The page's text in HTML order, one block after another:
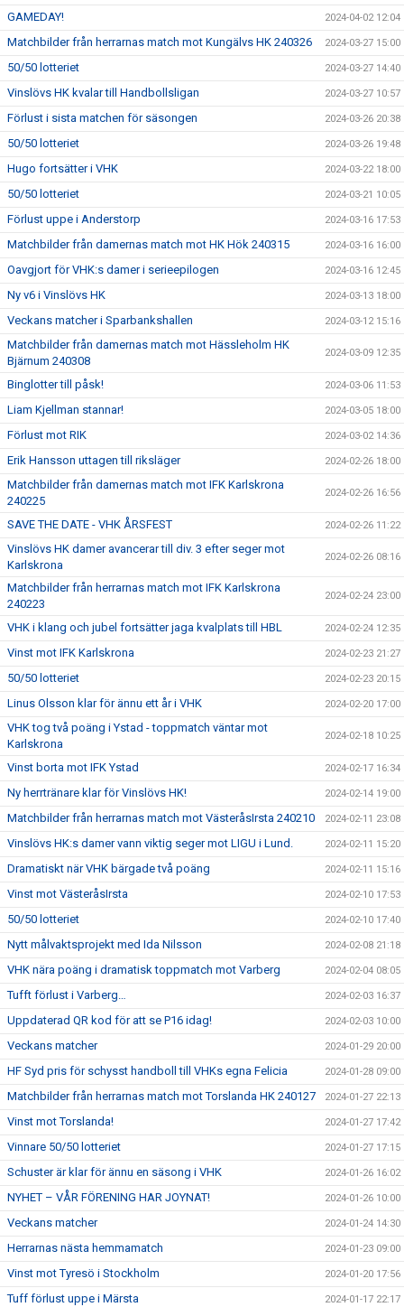
GAMEDAY! 2024-04-02 12:04
Matchbilder från herrarnas match mot Kungälvs HK 240326 2024-03-27 15:00
50/50 lotteriet 2024-03-27 14:40
Vinslövs HK kvalar till Handbollsligan 2024-03-27 10:57
Förlust i sista matchen för säsongen 2024-03-26 20:38
50/50 lotteriet 2024-03-26 19:48
Hugo fortsätter i VHK 2024-03-22 18:00
50/50 lotteriet 2024-03-21 10:05
Förlust uppe i Anderstorp 2024-03-16 17:53
Matchbilder från damernas match mot HK Hök 240315 2024-03-16 16:00
Oavgjort för VHK:s damer i serieepilogen 2024-03-16 12:45
Ny v6 i Vinslövs HK 2024-03-13 18:00
Veckans matcher i Sparbankshallen 2024-03-12 15:16
Matchbilder från damernas match mot Hässleholm HK
Bjärnum 240308
2024-03-09 12:35
Binglotter till påsk! 2024-03-06 11:53
Liam Kjellman stannar! 2024-03-05 18:00
Förlust mot RIK 2024-03-02 14:36
Erik Hansson uttagen till riksläger 2024-02-26 18:00
Matchbilder från damernas match mot IFK Karlskrona
240225
2024-02-26 16:56
SAVE THE DATE - VHK ÅRSFEST 2024-02-26 11:22
Vinslövs HK damer avancerar till div. 3 efter seger mot
Karlskrona
2024-02-26 08:16
Matchbilder från herrarnas match mot IFK Karlskrona
240223
2024-02-24 23:00
VHK i klang och jubel fortsätter jaga kvalplats till HBL 2024-02-24 12:35
Vinst mot IFK Karlskrona 2024-02-23 21:27
50/50 lotteriet 2024-02-23 20:15
Linus Olsson klar för ännu ett år i VHK 2024-02-20 17:00
VHK tog två poäng i Ystad - toppmatch väntar mot
Karlskrona
2024-02-18 10:25
Vinst borta mot IFK Ystad 2024-02-17 16:34
Ny herrtränare klar för Vinslövs HK! 2024-02-14 19:00
Matchbilder från herrarnas match mot VästeråsIrsta 240210 2024-02-11 23:08
Vinslövs HK:s damer vann viktig seger mot LIGU i Lund. 2024-02-11 15:20
Dramatiskt när VHK bärgade två poäng 2024-02-11 15:16
Vinst mot VästeråsIrsta 2024-02-10 17:53
50/50 lotteriet 2024-02-10 17:40
Nytt målvaktsprojekt med Ida Nilsson 2024-02-08 21:18
VHK nära poäng i dramatisk toppmatch mot Varberg 2024-02-04 08:05
Tufft förlust i Varberg… 2024-02-03 16:37
Uppdaterad QR kod för att se P16 idag! 2024-02-03 10:00
Veckans matcher 2024-01-29 20:00
HF Syd pris för schysst handboll till VHKs egna Felicia 2024-01-28 09:00
Matchbilder från herrarnas match mot Torslanda HK 240127 2024-01-27 22:13
Vinst mot Torslanda! 2024-01-27 17:42
Vinnare 50/50 lotteriet 2024-01-27 17:15
Schuster är klar för ännu en säsong i VHK 2024-01-26 16:02
NYHET – VÅR FÖRENING HAR JOYNAT! 2024-01-26 10:00
Veckans matcher 2024-01-24 14:30
Herrarnas nästa hemmamatch 2024-01-23 09:00
Vinst mot Tyresö i Stockholm 2024-01-20 17:56
Tuff förlust uppe i Märsta 2024-01-17 22:17